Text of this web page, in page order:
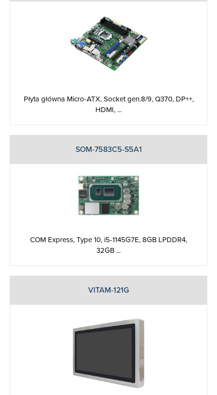
Płyta główna Micro-ATX, Socket gen.8/9, Q370, DP++,
HDMI, ...
SOM-7583C5-S5A1
COM Express, Type 10, i5-1145G7E, 8GB LPDDR4,
32GB ...
VITAM-121G